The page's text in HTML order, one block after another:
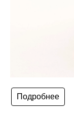
Подробнее